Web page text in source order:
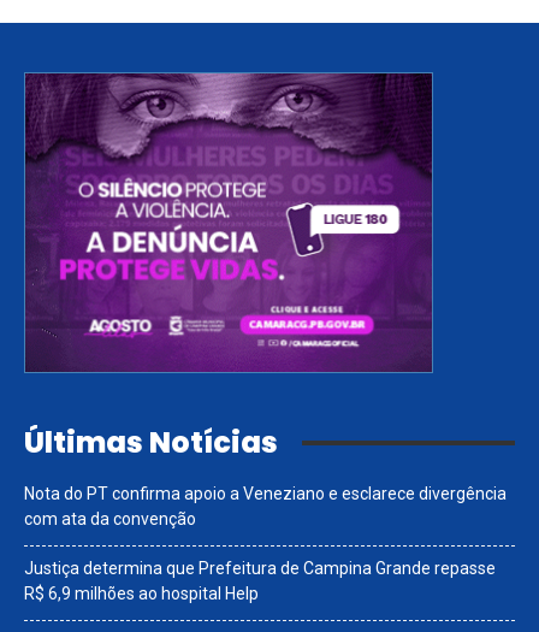
Últimas Notícias
Nota do PT confirma apoio a Veneziano e esclarece divergência
com ata da convenção
Justiça determina que Prefeitura de Campina Grande repasse
R$ 6,9 milhões ao hospital Help